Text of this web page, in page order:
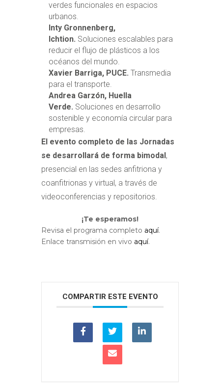
verdes funcionales en espacios
urbanos.
Inty Gronnenberg,
Ichtion. Soluciones escalables para
reducir el flujo de plásticos a los
océanos del mundo.
Xavier Barriga, PUCE. Transmedia
para el transporte.
Andrea Garzón, Huella
Verde. Soluciones en desarrollo
sostenible y economía circular para
empresas.
El evento completo de las Jornadas
se desarrollará de forma bimodal ,
presencial en las sedes anfitriona y
coanfitrionas y virtual, a través de
videoconferencias y repositorios.
¡Te esperamos!
Revisa el programa completo aquí.
Enlace transmisión en vivo aquí.
COMPARTIR ESTE EVENTO